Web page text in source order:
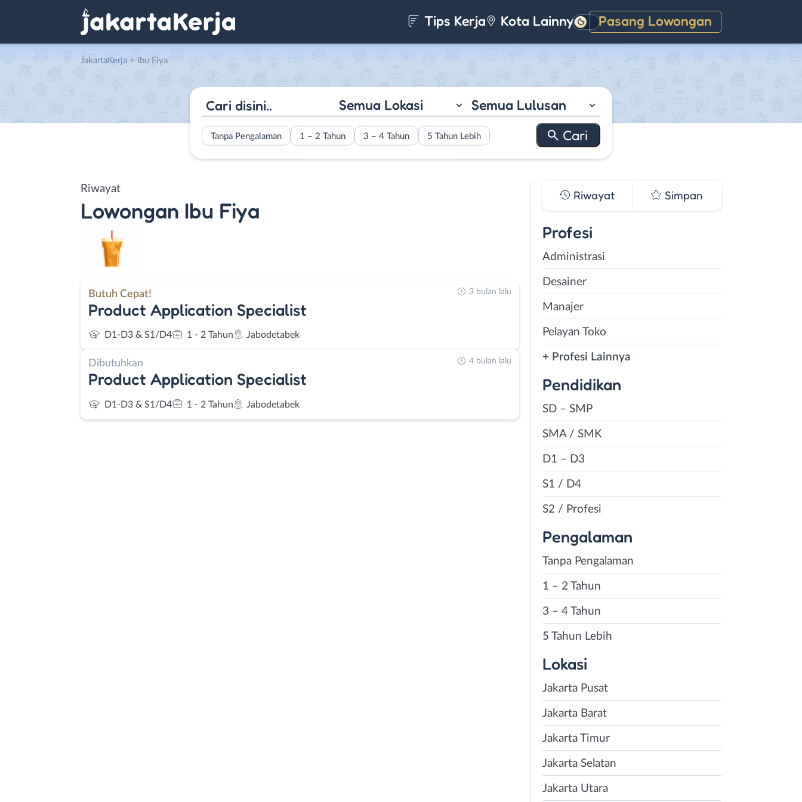
Tips Kerja Kota Lainnya Pasang Lowongan
Gelap
JakartaKerja > Ibu Fiya
Semua Lokasi Semua Lulusan
Tanpa Pengalaman 1 – 2 Tahun 3 – 4 Tahun 5 Tahun Lebih
Riwayat
Lowongan Ibu Fiya
Butuh Cepat!
Product Application Specialist
D1-D3 & S1/D4 1 - 2 Tahun Jabodetabek
3 bulan lalu
Dibutuhkan
Product Application Specialist
D1-D3 & S1/D4 1 - 2 Tahun Jabodetabek
4 bulan lalu
Riwayat Simpan
Profesi
Administrasi
Desainer
Manajer
Pelayan Toko
+ Profesi Lainnya
Pendidikan
SD – SMP
SMA / SMK
D1 – D3
S1 / D4
S2 / Profesi
Pengalaman
Tanpa Pengalaman
1 – 2 Tahun
3 – 4 Tahun
5 Tahun Lebih
Lokasi
Jakarta Pusat
Jakarta Barat
Jakarta Timur
Jakarta Selatan
Jakarta Utara